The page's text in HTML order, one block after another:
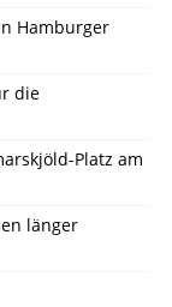
Hamburger
die
Platz am
länger